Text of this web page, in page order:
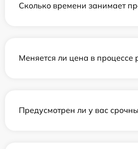
Сколько времени занимает
Меняется ли цена в процессе
Предусмотрен ли у вас